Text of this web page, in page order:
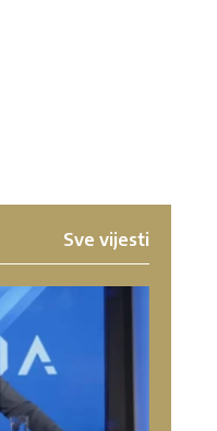
Sve vijesti